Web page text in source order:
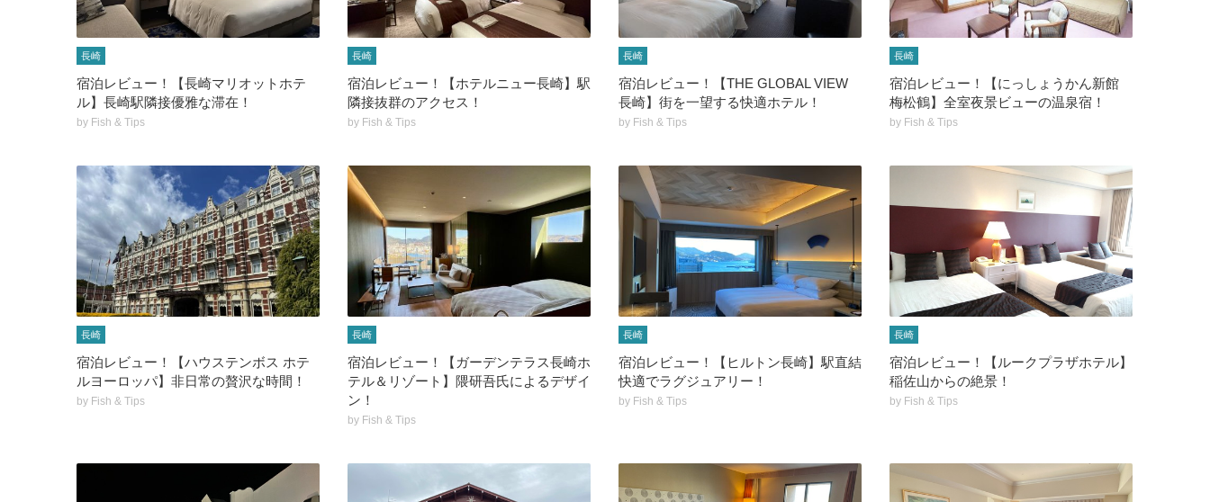
長崎
宿泊レビュー！【長崎マリオットホテ
ル】長崎駅隣接優雅な滞在！
by Fish & Tips
長崎
宿泊レビュー！【ホテルニュー長崎】駅
隣接抜群のアクセス！
by Fish & Tips
長崎
宿泊レビュー！【THE GLOBAL VIEW
長崎】街を一望する快適ホテル！
by Fish & Tips
長崎
宿泊レビュー！【にっしょうかん新館
梅松鶴】全室夜景ビューの温泉宿！
by Fish & Tips
長崎
宿泊レビュー！【ハウステンボス ホテ
ルヨーロッパ】非日常の贅沢な時間！
by Fish & Tips
長崎
宿泊レビュー！【ガーデンテラス長崎ホ
テル＆リゾート】隈研吾氏によるデザイ
ン！
by Fish & Tips
長崎
宿泊レビュー！【ヒルトン長崎】駅直結
快適でラグジュアリー！
by Fish & Tips
長崎
宿泊レビュー！【ルークプラザホテル】
稲佐山からの絶景！
by Fish & Tips